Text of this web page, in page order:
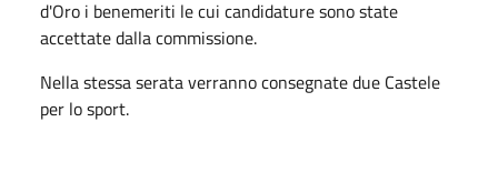
d'Oro i benemeriti le cui candidature sono state
accettate dalla commissione.
Nella stessa serata verranno consegnate due Castele
per lo sport.